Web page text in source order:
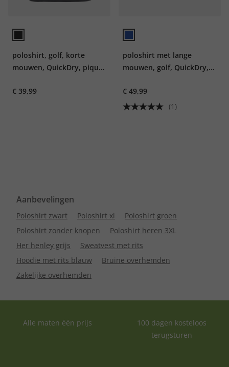
poloshirt, golf, korte
mouwen, QuickDry, piqué,
€ 39,99
poloshirt met lange
mouwen, golf, QuickDry,
€ 49,99
(1)
Aanbevelingen
Poloshirt zwart Poloshirt xl
Poloshirt groen
Poloshirt zonder knopen
Poloshirt heren 3XL
Her henley grijs
Sweatvest met rits
Hoodie met rits blauw
Bruine overhemden
Zakelijke overhemden
Alle maten één prijs
100 dagen kosteloos
terugsturen